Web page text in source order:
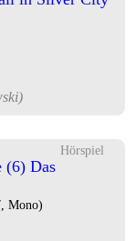
)
Hörspiel
(6) Das
, Mono)